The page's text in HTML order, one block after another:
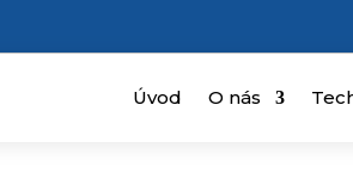
Úvod O nás